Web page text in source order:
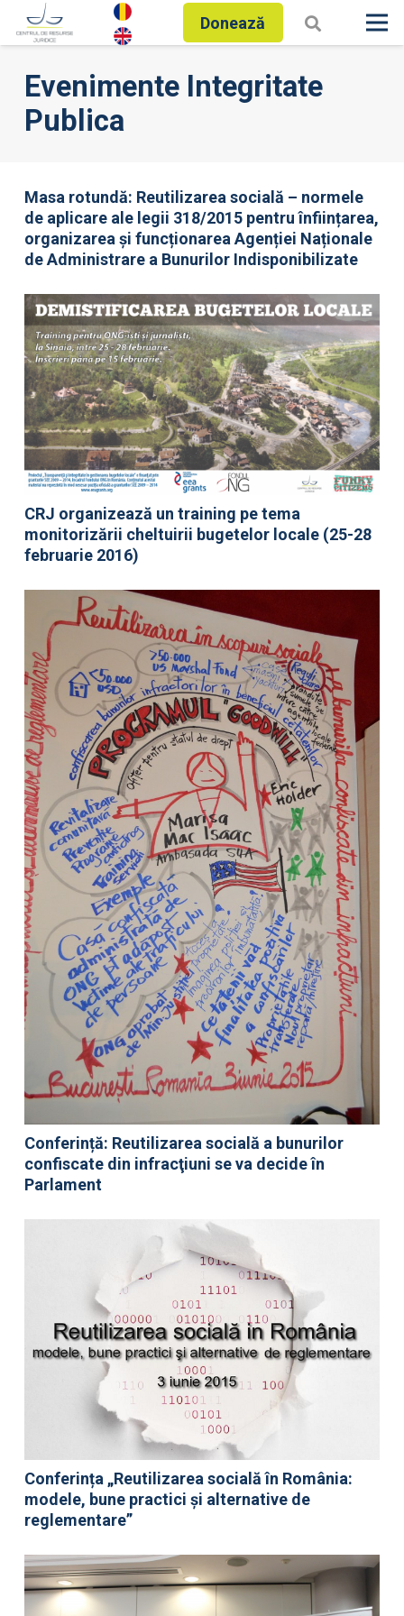
Donează
Evenimente Integritate
Publica
Masa rotundă: Reutilizarea socială – normele
de aplicare ale legii 318/2015 pentru înființarea,
organizarea și funcționarea Agenției Naționale
de Administrare a Bunurilor Indisponibilizate
CRJ organizează un training pe tema
monitorizării cheltuirii bugetelor locale (25-28
februarie 2016)
Conferință: Reutilizarea socială a bunurilor
confiscate din infracţiuni se va decide în
Parlament
Conferința „Reutilizarea socială în România:
modele, bune practici şi alternative de
reglementare”